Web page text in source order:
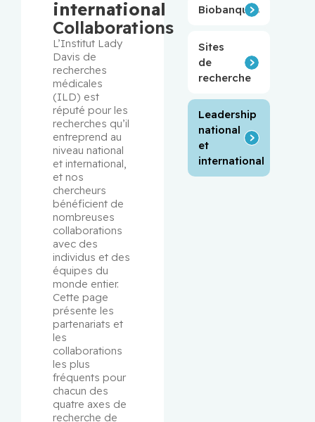
international
Collaborations
L’Institut Lady
Davis de
recherches
médicales
(ILD) est
réputé pour les
recherches qu’il
entreprend au
niveau national
et international,
et nos
chercheurs
bénéficient de
nombreuses
collaborations
avec des
individus et des
équipes du
monde entier.
Cette page
présente les
partenariats et
les
collaborations
les plus
fréquents pour
chacun des
quatre axes de
recherche de
Biobanques
Sites
de
recherche
Leadership
national
et
international